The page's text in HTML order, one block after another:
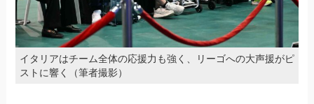
イタリアはチーム全体の応援力も強く、リーゴへの大声援がピ
ストに響く（筆者撮影）